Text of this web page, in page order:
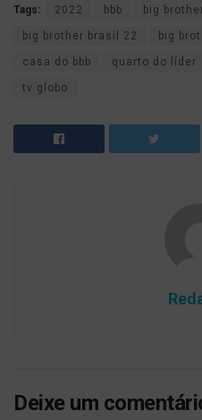
Tags: 2022 bbb big
big brother brasil 22 big
casa do bbb quarto do líder
tv globo
Deixe um